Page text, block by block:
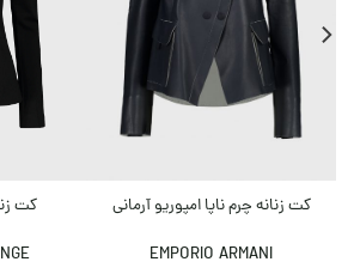
کت زنانه چرم ناپا امپوریو آرمانی
EMPORIO ARMANI
کت